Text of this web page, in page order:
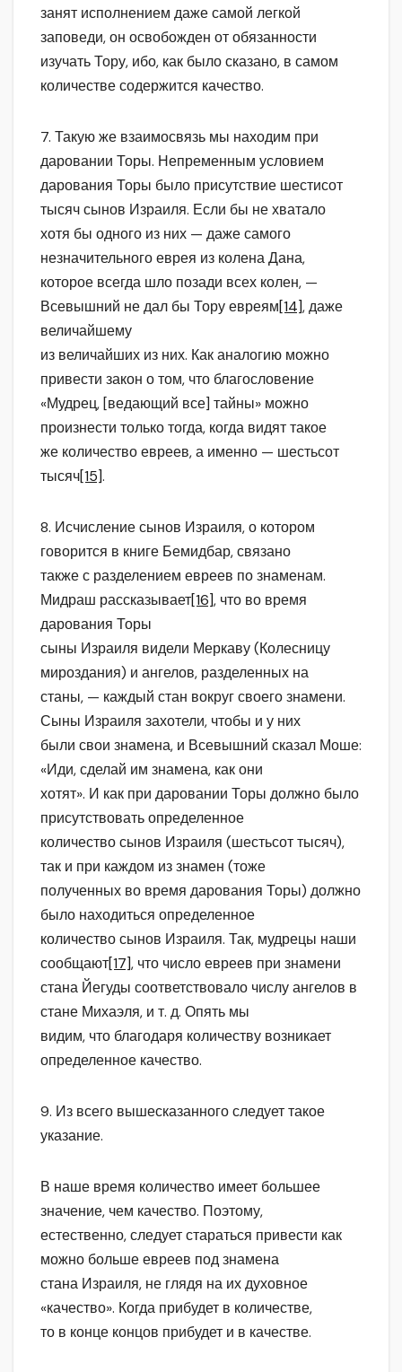
занят исполнением даже самой легкой
заповеди, он освобожден от обязанности
изучать Тору, ибо, как было сказано, в самом
количестве содержится качество.
7. Такую же взаимосвязь мы находим при
даровании Торы. Непременным условием
дарования Торы было присутствие шестисот
тысяч сынов Израиля. Если бы не хватало
хотя бы одного из них — даже самого
незначительного еврея из колена Дана,
которое всегда шло позади всех колен, —
Всевышний не дал бы Тору евреям[14], даже
величайшему
из величайших из них. Как аналогию можно
привести закон о том, что благословение
«Мудрец, [ведающий все] тайны» можно
произнести только тогда, когда видят такое
же количество евреев, а именно — шестьсот
тысяч[15].
8. Исчисление сынов Израиля, о котором
говорится в книге Бемидбар, связано
также с разделением евреев по знаменам.
Мидраш рассказывает[16], что во время
дарования Торы
сыны Израиля видели Меркаву (Колесницу
мироздания) и ангелов, разделенных на
станы, — каждый стан вокруг своего знамени.
Сыны Израиля захотели, чтобы и у них
были свои знамена, и Всевышний сказал Моше:
«Иди, сделай им знамена, как они
хотят». И как при даровании Торы должно было
присутствовать определенное
количество сынов Израиля (шестьсот тысяч),
так и при каждом из знамен (тоже
полученных во время дарования Торы) должно
было находиться определенное
количество сынов Израиля. Так, мудрецы наши
сообщают[17], что число евреев при знамени
стана Йегуды соответствовало числу ангелов в
стане Михаэля, и т. д. Опять мы
видим, что благодаря количеству возникает
определенное качество.
9. Из всего вышесказанного следует такое
указание.
В наше время количество имеет большее
значение, чем качество. Поэтому,
естественно, следует стараться привести как
можно больше евреев под знамена
стана Израиля, не глядя на их духовное
«качество». Когда прибудет в количестве,
то в конце концов прибудет и в качестве.